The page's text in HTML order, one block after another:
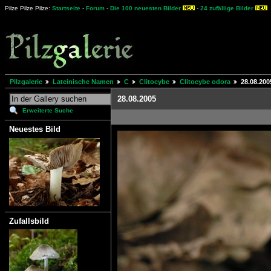
Pilze Pilze Pilze: Startseite - Forum - Die 100 neuesten Bilder - 24 zufällige Bilder
Pilzgalerie Lateinische Namen C Clitocybe Clitocybe odora
Erweiterte Suche
Neuestes Bild
Zufallsbild
28.08.2005